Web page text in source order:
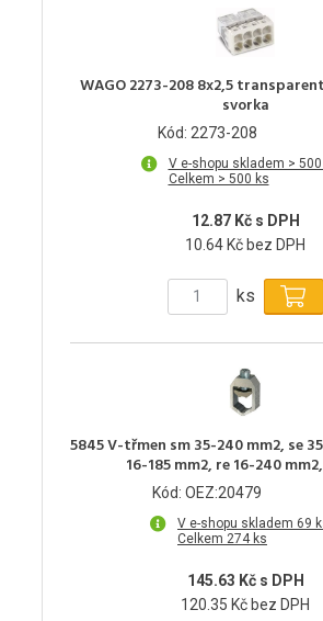
WAGO 2273-208 8x2,5
svorka
Kód: 2273-208
V e-shopu skladem >
Celkem > 500 ks
12.87 Kč s DPH
10.64 Kč bez DPH
ks
5845 V-třmen sm 35-240 mm2, se
16-185 mm2, re 16-240
Kód: OEZ:20479
V e-shopu skladem 69
Celkem 274 ks
145.63 Kč s DPH
120.35 Kč bez DPH